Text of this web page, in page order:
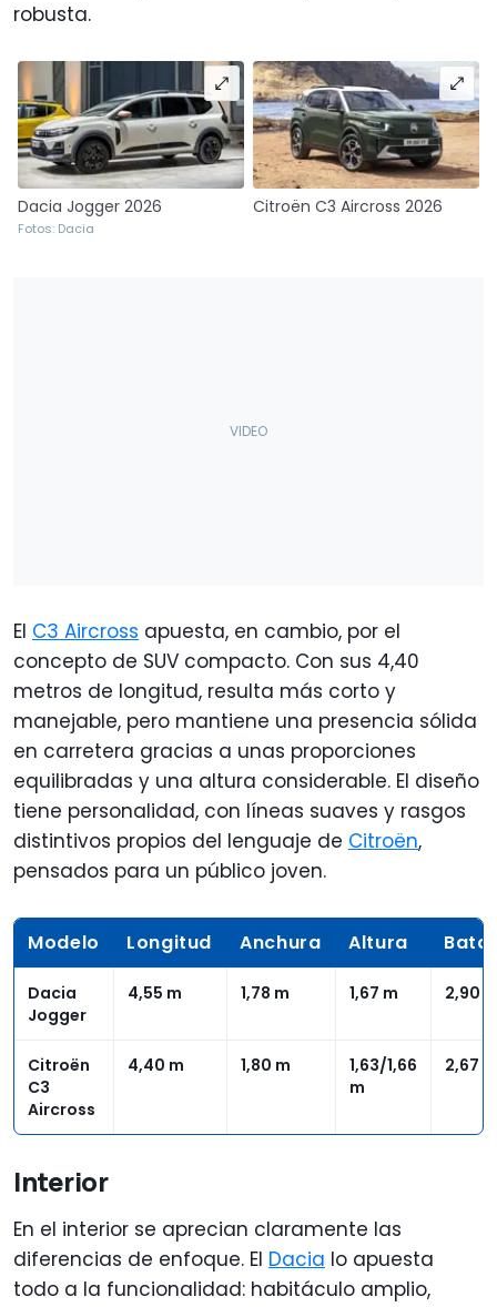
robusta.
Dacia Jogger 2026
Fotos: Dacia
Citroën C3 Aircross 2026
El C3 Aircross apuesta, en cambio, por el
concepto de SUV compacto. Con sus 4,40
metros de longitud, resulta más corto y
manejable, pero mantiene una presencia sólida
en carretera gracias a unas proporciones
equilibradas y una altura considerable. El diseño
tiene personalidad, con líneas suaves y rasgos
distintivos propios del lenguaje de Citroën,
pensados para un público joven.
Modelo Longitud Anchura Altura
Dacia
Jogger
4,55 m 1,78 m 1,67 m 2,90
Citroën
C3
Aircross
4,40 m 1,80 m
1,63/1,66
m
2,67 m
Interior
En el interior se aprecian claramente las
diferencias de enfoque. El Dacia lo apuesta
todo a la funcionalidad: habitáculo amplio,